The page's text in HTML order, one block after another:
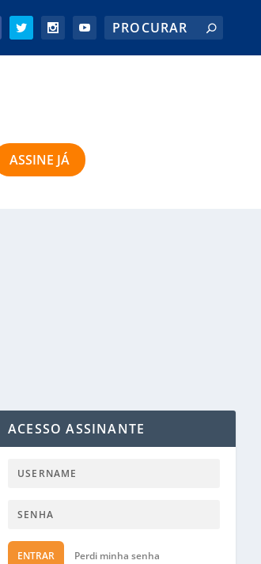
ASSINE JÁ
ACESSO ASSINANTE
ENTRAR Perdi minha senha